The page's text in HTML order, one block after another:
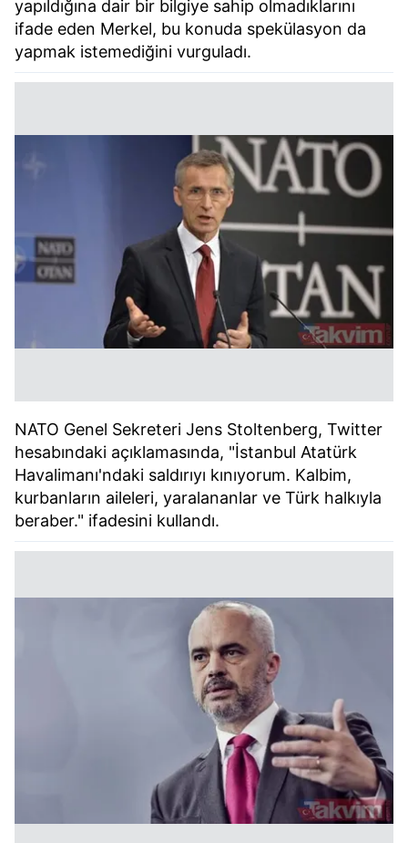
yapıldığına dair bir bilgiye sahip olmadıklarını
ifade eden Merkel, bu konuda spekülasyon da
yapmak istemediğini vurguladı.
NATO Genel Sekreteri Jens Stoltenberg, Twitter
hesabındaki açıklamasında, "İstanbul Atatürk
Havalimanı'ndaki saldırıyı kınıyorum. Kalbim,
kurbanların aileleri, yaralananlar ve Türk halkıyla
beraber." ifadesini kullandı.